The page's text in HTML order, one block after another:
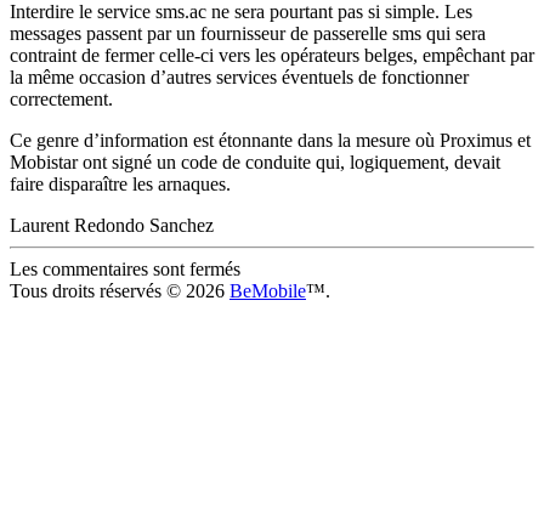
Interdire le service sms.ac ne sera pourtant pas si simple. Les
messages passent par un fournisseur de passerelle sms qui sera
contraint de fermer celle-ci vers les opérateurs belges, empêchant par
la même occasion d’autres services éventuels de fonctionner
correctement.
Ce genre d’information est étonnante dans la mesure où Proximus et
Mobistar ont signé un code de conduite qui, logiquement, devait
faire disparaître les arnaques.
Laurent Redondo Sanchez
Les commentaires sont fermés
Tous droits réservés © 2026 BeMobile™.